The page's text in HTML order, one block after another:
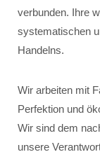
verbunden. Ihre
systematischen
Handelns.
Wir arbeiten mit
Perfektion und
Wir sind dem
unsere